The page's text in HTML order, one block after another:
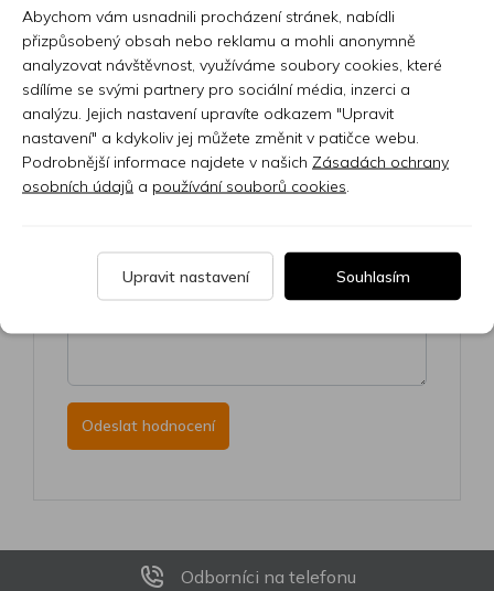
Váš e-mail
Odborníci na telefonu
Abychom vám usnadnili procházení stránek, nabídli
přizpůsobený obsah nebo reklamu a mohli anonymně
analyzovat návštěvnost, využíváme soubory cookies, které
sdílíme se svými partnery pro sociální média, inzerci a
analýzu. Jejich nastavení upravíte odkazem "Upravit
nastavení" a kdykoliv jej můžete změnit v patičce webu.
Podrobnější informace najdete v našich Zásadách ochrany
osobních údajů a používání souborů cookies
Upravit nastavení Souhlasím